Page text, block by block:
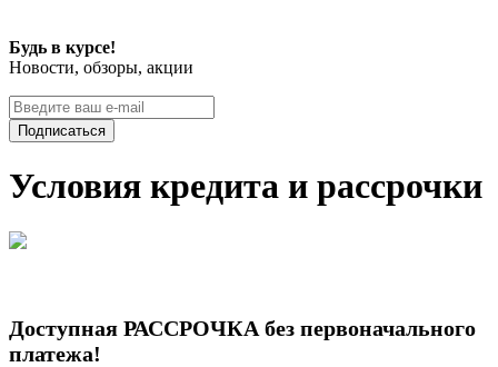
Будь в курсе!
Новости, обзоры, акции
Подписаться
Условия кредита и рассрочки
Доступная РАССРОЧКА без первоначального
платежа!